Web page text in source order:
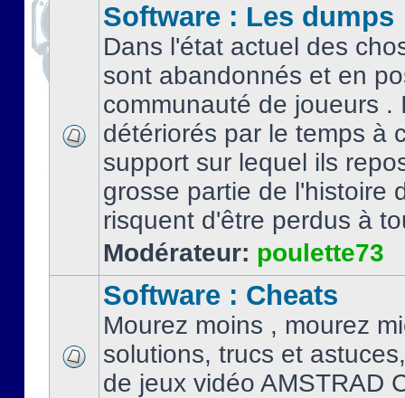
Software : Les dumps
Dans l'état actuel des
sont abandonnés et en
communauté de joueurs .
détériorés par le temps à
support sur lequel ils
grosse partie de l'histoire
risquent d'être perdus à
Modérateur: poulette73
Software : Cheats
Mourez moins , mourez
solutions, trucs et
de jeux vidéo AMSTRAD